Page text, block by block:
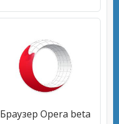
Браузер Opera beta